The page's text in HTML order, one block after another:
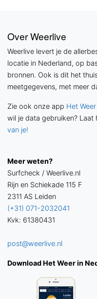
Over Weerlive
Weerlive levert je de
locatie in Nederland, op
bronnen. Ook is dit het
meetgegevens, met meer
Zie ook onze app Het
wil je data gebruiken? Laat
van je!
Meer weten?
Surfcheck / Weerlive.nl
Rijn en Schiekade 115 F
2311 AS Leiden
(+31) 071-2032041
Kvk: 61380431
post@weerlive.nl
Download Het Weer in